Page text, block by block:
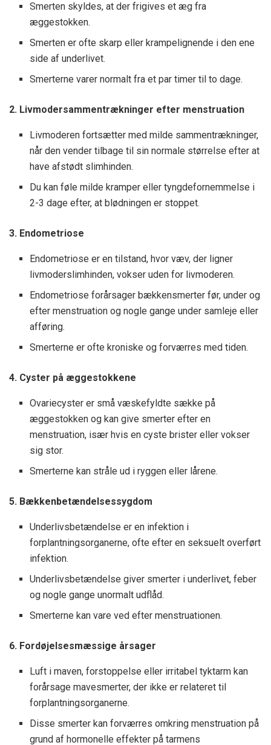
Smerten skyldes, at der frigives et æg fra
æggestokken.
Smerten er ofte skarp eller krampelignende i den ene
side af underlivet.
Smerterne varer normalt fra et par timer til to dage.
2. Livmodersammentrækninger efter menstruation
Livmoderen fortsætter med milde sammentrækninger,
når den vender tilbage til sin normale størrelse efter at
have afstødt slimhinden.
Du kan føle milde kramper eller tyngdefornemmelse i
2-3 dage efter, at blødningen er stoppet.
3. Endometriose
Endometriose er en tilstand, hvor væv, der ligner
livmoderslimhinden, vokser uden for livmoderen.
Endometriose forårsager bækkensmerter før, under og
efter menstruation og nogle gange under samleje eller
afføring.
Smerterne er ofte kroniske og forværres med tiden.
4. Cyster på æggestokkene
Ovariecyster er små væskefyldte sække på
æggestokken og kan give smerter efter en
menstruation, især hvis en cyste brister eller vokser
sig stor.
Smerterne kan stråle ud i ryggen eller lårene.
5. Bækkenbetændelsessygdom
Underlivsbetændelse er en infektion i
forplantningsorganerne, ofte efter en seksuelt overført
infektion.
Underlivsbetændelse giver smerter i underlivet, feber
og nogle gange unormalt udflåd.
Smerterne kan vare ved efter menstruationen.
6. Fordøjelsesmæssige årsager
Luft i maven, forstoppelse eller irritabel tyktarm kan
forårsage mavesmerter, der ikke er relateret til
forplantningsorganerne.
Disse smerter kan forværres omkring menstruation på
grund af hormonelle effekter på tarmens